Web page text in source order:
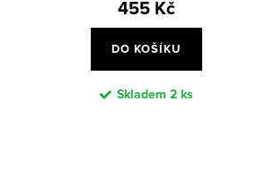
455 Kč
DO KOŠÍKU
Skladem 2 ks